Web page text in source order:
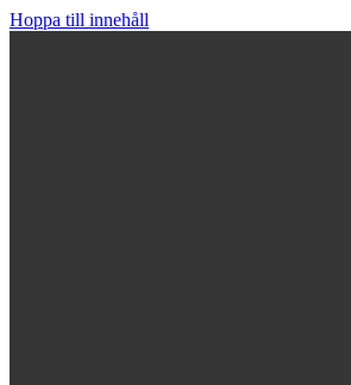
Hoppa till innehåll